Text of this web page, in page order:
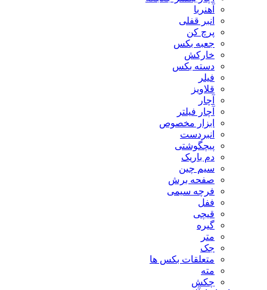
آهنربا
انبر قفلی
پرچ کن
جعبه بکس
خارکش
دسته بکس
فیلر
قلاویز
آچار
آچار فیلتر
ابزار مخصوص
انبردست
پیچگوشتی
دم باریک
سیم چین
صفحه برش
فرچه سیمی
ففل
قیچی
گیره
متر
جک
متعلقات بکس ها
مته
چکش